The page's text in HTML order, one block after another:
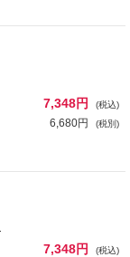
7,348円 (税込)
6,680円 (税別)
7,348円 (税込)